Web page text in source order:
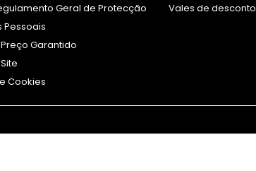
Geral de Protecção
Pessoais
Garantido
Cookies
Vales de desconto